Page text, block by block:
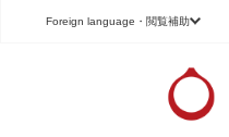
メニュー
Foreign language ・閲覧補助
Foreign language